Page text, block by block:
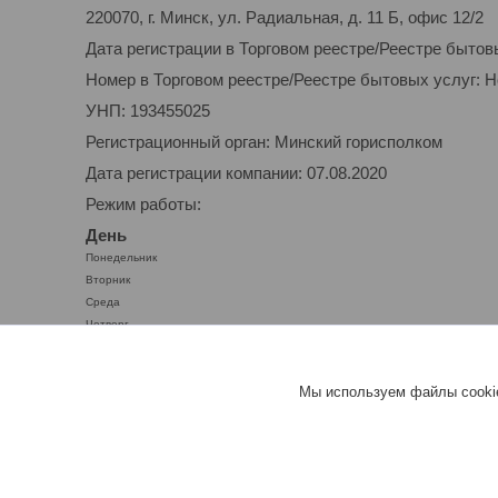
220070, г. Минск, ул. Радиальная, д. 11 Б, офис 12/2
Дата регистрации в Торговом реестре/Реестре
Номер в Торговом реестре/Реестре бытовых услуг:
УНП: 193455025
Регистрационный орган: Минский горисполком
Дата регистрации компании: 07.08.2020
Режим работы:
День
Понедельник
Вторник
Среда
Четверг
Мы используем файлы